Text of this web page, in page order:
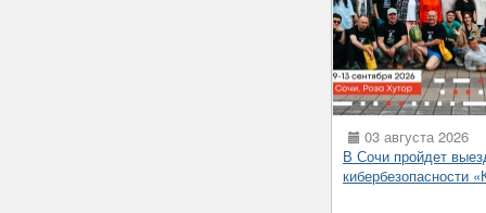
03 августа 2026
В Сочи пройдет